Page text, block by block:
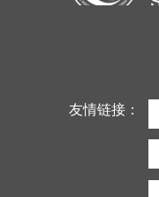
友情链接：